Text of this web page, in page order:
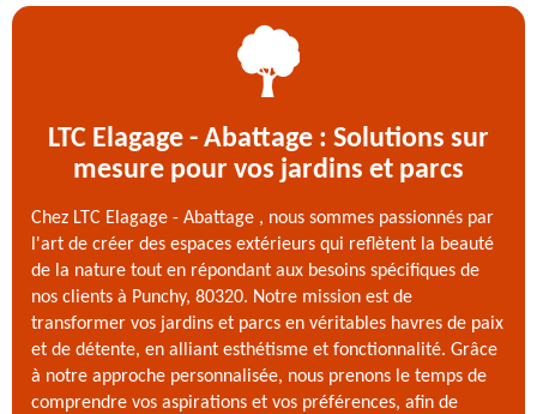
LTC Elagage - Abattage : Solutions sur
mesure pour vos jardins et parcs
Chez LTC Elagage - Abattage , nous sommes passionnés par
l'art de créer des espaces extérieurs qui reflètent la beauté
de la nature tout en répondant aux besoins spécifiques de
nos clients à Punchy, 80320. Notre mission est de
transformer vos jardins et parcs en véritables havres de paix
et de détente, en alliant esthétisme et fonctionnalité. Grâce
à notre approche personnalisée, nous prenons le temps de
comprendre vos aspirations et vos préférences, afin de